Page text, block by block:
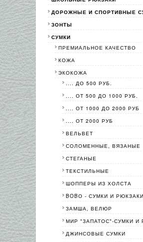
ДОРОЖНЫЕ И СПОРТИВНЫЕ
ЗОНТЫ
СУМКИ
ПРЕМИАЛЬНОЕ КАЧЕСТВО
КОЖА
ЭКОКОЖА
.... ДО 500 РУБ.
.... ОТ 500 ДО 1000 РУБ.
.... ОТ 1000 ДО 2000 РУБ
.... ОТ 2000 РУБ
ВЕЛЬВЕТ
СОЛОМЕННЫЕ, ВЯЗАНЫЕ
СТЕГАНЫЕ
ТЕКСТИЛЬНЫЕ
ШОППЕРЫ ИЗ ХОЛСТА
BOBО - СУМКИ И РЮКЗАКИ
ЗАМША, ВЕЛЮР
МИР "ЗАПАТОС"-СУМКИ И
ДЖИНСОВЫЕ СУМКИ